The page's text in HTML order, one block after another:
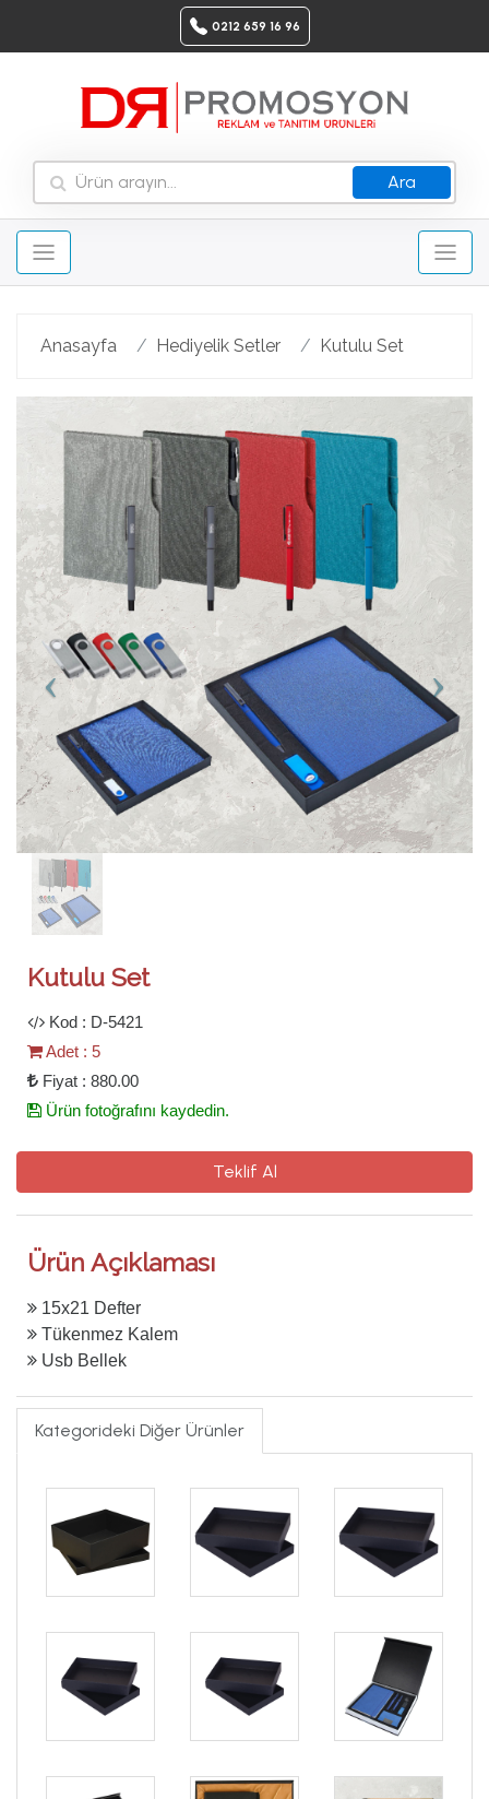
0212 659 16 96
Ara
Anasayfa Hediyelik Setler Kutulu Set
Kutulu Set
Kod : D-5421
Adet : 5
Fiyat : 880.00
Ürün fotoğrafını kaydedin.
Teklif Al
Ürün Açıklaması
15x21 Defter
Tükenmez Kalem
Usb Bellek
Kategorideki Diğer Ürünler